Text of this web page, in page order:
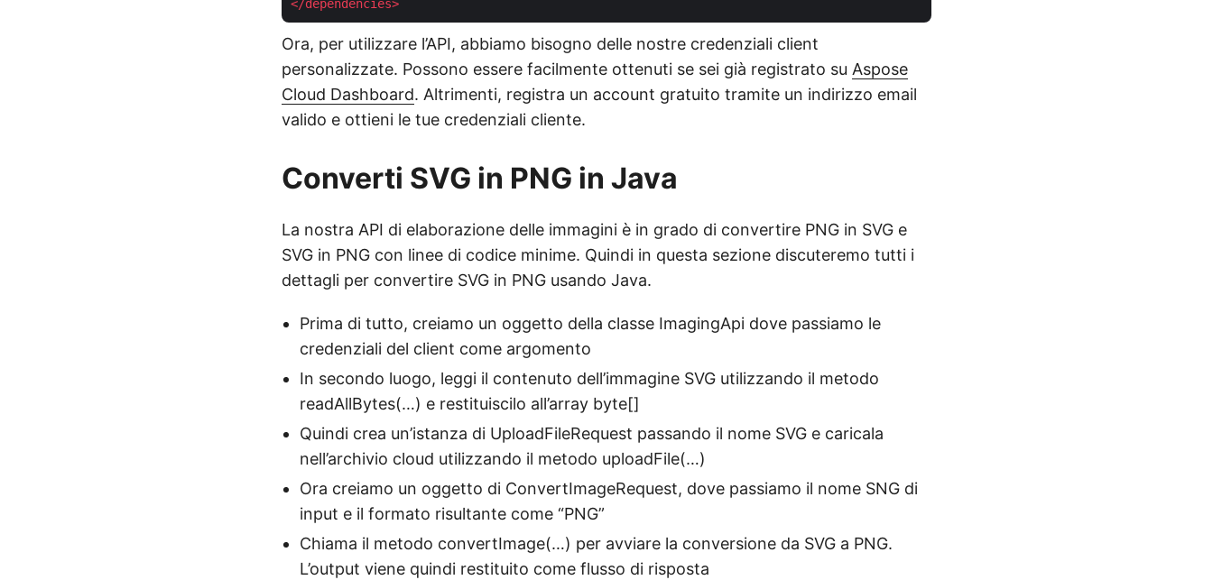
</dependencies>
Ora, per utilizzare l’API, abbiamo bisogno delle nostre credenziali client
personalizzate. Possono essere facilmente ottenuti se sei già registrato su Aspose
Cloud Dashboard. Altrimenti, registra un account gratuito tramite un indirizzo email
valido e ottieni le tue credenziali cliente.
Converti SVG in PNG in Java
La nostra API di elaborazione delle immagini è in grado di convertire PNG in SVG e
SVG in PNG con linee di codice minime. Quindi in questa sezione discuteremo tutti i
dettagli per convertire SVG in PNG usando Java.
Prima di tutto, creiamo un oggetto della classe ImagingApi dove passiamo le
credenziali del client come argomento
In secondo luogo, leggi il contenuto dell’immagine SVG utilizzando il metodo
readAllBytes(…) e restituiscilo all’array byte[]
Quindi crea un’istanza di UploadFileRequest passando il nome SVG e caricala
nell’archivio cloud utilizzando il metodo uploadFile(…)
Ora creiamo un oggetto di ConvertImageRequest, dove passiamo il nome SNG di
input e il formato risultante come “PNG”
Chiama il metodo convertImage(…) per avviare la conversione da SVG a PNG.
L’output viene quindi restituito come flusso di risposta